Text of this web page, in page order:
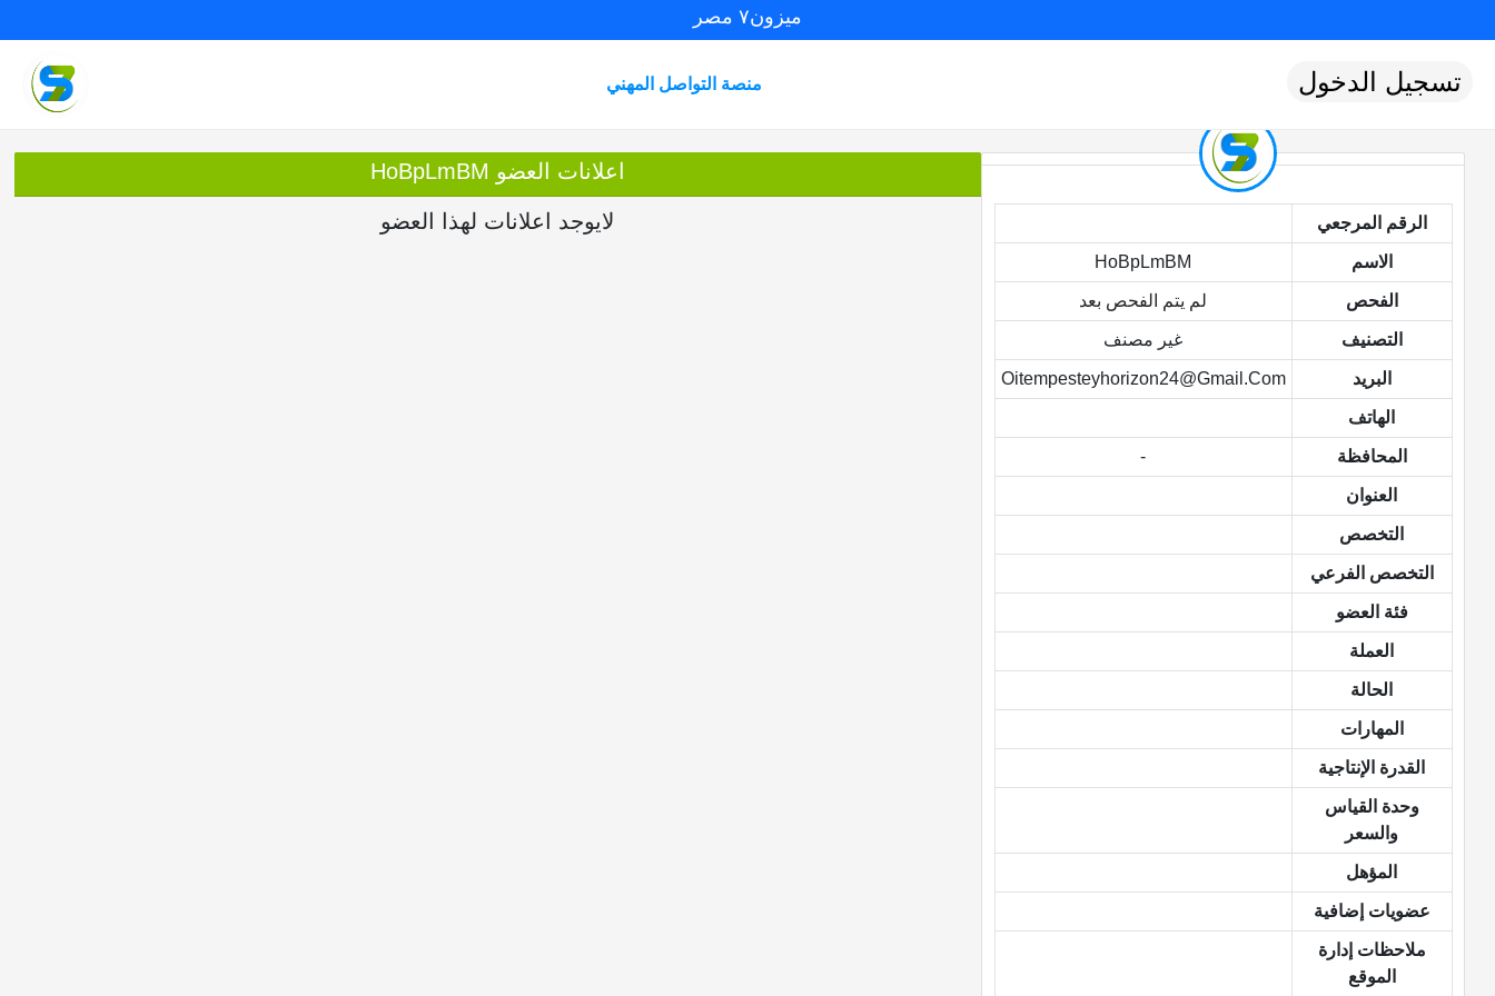
ميزون٧ مصر
منصة التواصل المهني تسجيل الدخول
الرقم المرجعي
الاسم HoBpLmBM
الفحص لم يتم الفحص بعد
التصنيف غير مصنف
البريد Oitempesteyhorizon24@gmail.com
الهاتف
المحافظة -
العنوان
التخصص
التخصص الفرعي
فئة العضو
العملة
الحالة
المهارات
القدرة الإنتاجية
وحدة القياس
والسعر
المؤهل
عضويات إضافية
ملاحظات إدارة
الموقع
اعلانات العضو HoBpLmBM
لايوجد اعلانات لهذا العضو